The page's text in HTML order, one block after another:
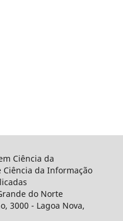
Ciência da
da Informação
do Norte
3000 - Lagoa Nova,